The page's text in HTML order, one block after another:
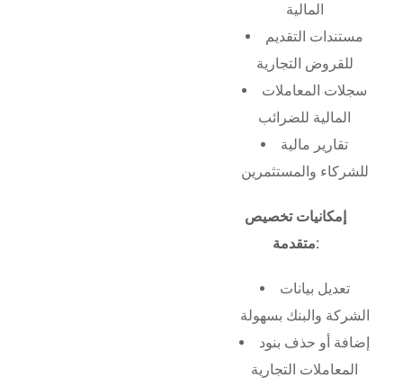
المالية
مستندات التقديم
للقروض التجارية
سجلات المعاملات
المالية للضرائب
تقارير مالية
للشركاء والمستثمرين
إمكانيات تخصيص
متقدمة:
تعديل بيانات
الشركة والبنك بسهولة
إضافة أو حذف بنود
المعاملات التجارية